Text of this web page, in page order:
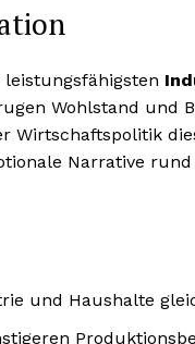
Wohlstand und
Wirtschaftspolitik
Narrative
und Haushalte